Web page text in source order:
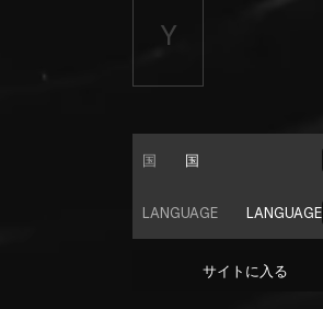
国
国
LANGUAGE
LANGUAGE
サイトに入る